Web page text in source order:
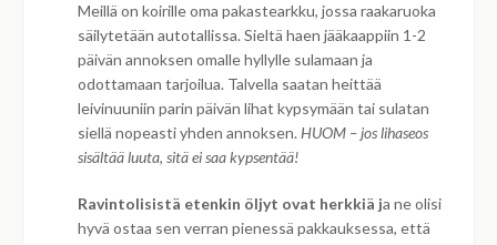
Meillä on koirille oma pakastearkku, jossa raakaruoka
säilytetään autotallissa. Sieltä haen jääkaappiin 1-2
päivän annoksen omalle hyllylle sulamaan ja
odottamaan tarjoilua. Talvella saatan heittää
leivinuuniin parin päivän lihat kypsymään tai sulatan
siellä nopeasti yhden annoksen. HUOM – jos lihaseos
sisältää luuta, sitä ei saa kypsentää!
Ravintolisistä etenkin öljyt ovat herkkiä ja ne olisi
hyvä ostaa sen verran pienessä pakkauksessa, että